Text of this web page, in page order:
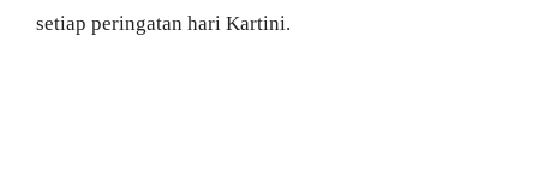
setiap peringatan hari Kartini.